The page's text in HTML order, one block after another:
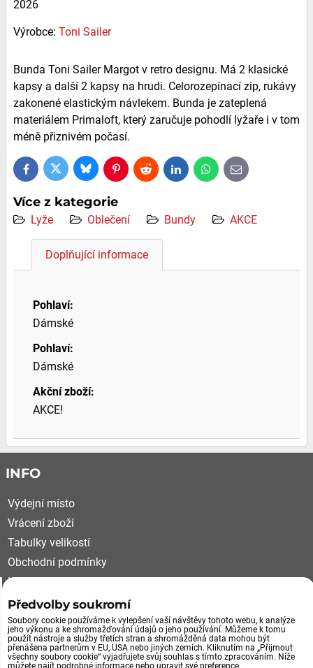
2026
Výrobce: Toni Sailer
Bunda Toni Sailer Margot v retro designu. Má 2 klasické
kapsy a další 2 kapsy na hrudi. Celorozepínací zip, rukávy
zakonené elastickým návlekem. Bunda je zateplená
materiálem Primaloft, který zaručuje pohodlí lyžaře i v tom
méně přiznivém počasí.
FacebookTwitter BlueskyPinterestReddit LinkedInWhatsApp
E-
mail
Více z kategorie
Lyže Oblečení Bundy AKCE
Doplňující informace
Pohlaví:
Dámské
Pohlaví:
Dámské
Akční zboží:
AKCE!
INFO
Výdejní místo
Vrácení zboží
Tabulky velikostí
Obchodní podmínky
Kariéra
Reklamační řád
VÝDEJNÍ MÍSTO, VRÁCENÍ ZBOŽÍ
Průmyslová 492/29
Předvolby soukromí
Soubory cookie používáme k vylepšení vaší návštěvy tohoto webu, k analýze
jeho výkonu a ke shromažďování údajů o jeho používání. Můžeme k tomu
použít nástroje a služby třetích stran a shromážděná data mohou být
přenášena partnerům v EU, USA nebo jiných zemích. Kliknutím na „Přijmout
všechny soubory cookie“ vyjadřujete svůj souhlas s tímto zpracováním. Níže
můžete najít podrobné informace nebo upravit své preference.